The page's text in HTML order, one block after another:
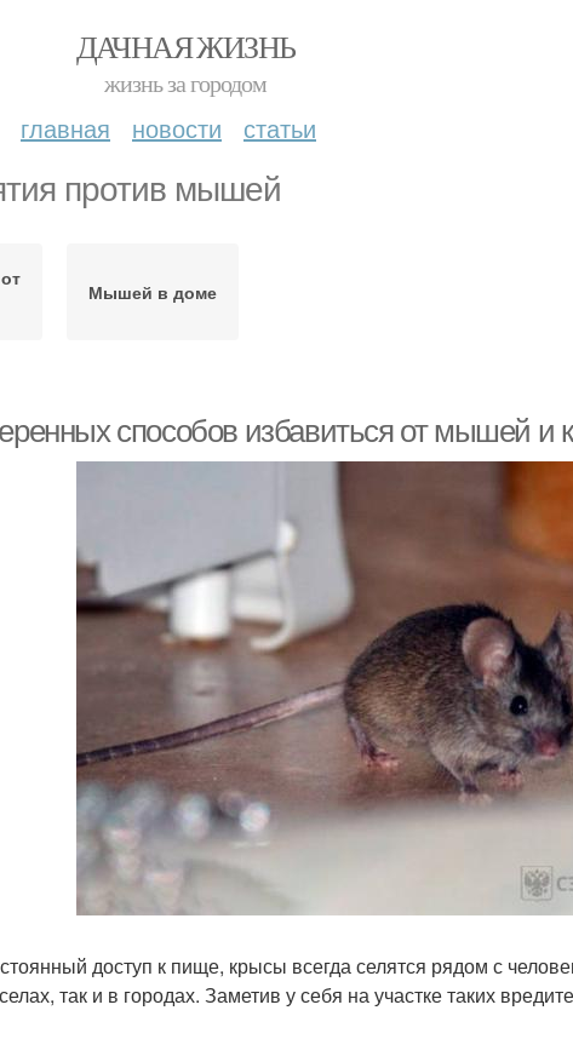
ДАЧНАЯ ЖИЗНЬ
жизнь за городом
главная новости статьи
против мышей
Мышей в доме
способов избавиться от мышей и
доступ к пище, крысы всегда селятся рядом с
так и в городах. Заметив у себя на участке таких